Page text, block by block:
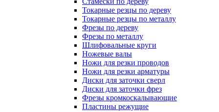
Токарные резцы по дереву
Токарные резцы по металлу
Фрезы по дереву
Фрезы по металлу
Шлифовальные круги
Ножевые валы
Ножи для резки проводов
Ножи для резки арматуры
Диски для заточки сверл
Диски для заточки фрез
Фрезы кромкоскалывающие
Пластины режущие